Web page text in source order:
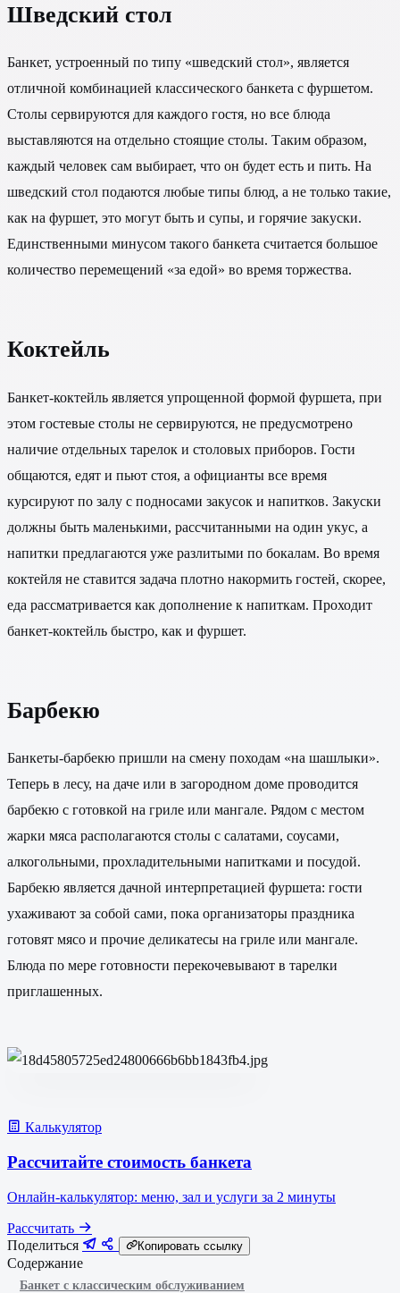
Шведский стол
Банкет, устроенный по типу «шведский стол», является
отличной комбинацией классического банкета с фуршетом.
Столы сервируются для каждого гостя, но все блюда
выставляются на отдельно стоящие столы. Таким образом,
каждый человек сам выбирает, что он будет есть и пить. На
шведский стол подаются любые типы блюд, а не только такие,
как на фуршет, это могут быть и супы, и горячие закуски.
Единственными минусом такого банкета считается большое
количество перемещений «за едой» во время торжества.
Коктейль
Банкет-коктейль является упрощенной формой фуршета, при
этом гостевые столы не сервируются, не предусмотрено
наличие отдельных тарелок и столовых приборов. Гости
общаются, едят и пьют стоя, а официанты все время
курсируют по залу с подносами закусок и напитков. Закуски
должны быть маленькими, рассчитанными на один укус, а
напитки предлагаются уже разлитыми по бокалам. Во время
коктейля не ставится задача плотно накормить гостей, скорее,
еда рассматривается как дополнение к напиткам. Проходит
банкет-коктейль быстро, как и фуршет.
Барбекю
Банкеты-барбекю пришли на смену походам «на шашлыки».
Теперь в лесу, на даче или в загородном доме проводится
барбекю с готовкой на гриле или мангале. Рядом с местом
жарки мяса располагаются столы с салатами, соусами,
алкогольными, прохладительными напитками и посудой.
Барбекю является дачной интерпретацией фуршета: гости
ухаживают за собой сами, пока организаторы праздника
готовят мясо и прочие деликатесы на гриле или мангале.
Блюда по мере готовности перекочевывают в тарелки
приглашенных.
Калькулятор
Рассчитайте стоимость банкета
Онлайн-калькулятор: меню, зал и услуги за 2 минуты
Рассчитать
Поделиться
Копировать ссылку
Содержание
Банкет с классическим обслуживанием